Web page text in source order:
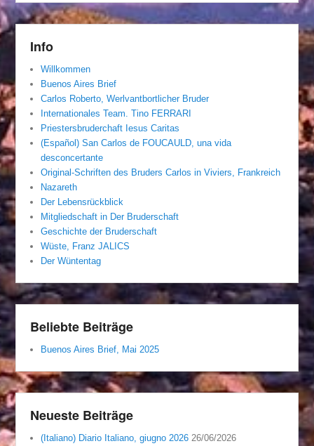
Info
Willkommen
Buenos Aires Brief
Carlos Roberto, Werlvantbortlicher Bruder
Internationales Team. Tino FERRARI
Priestersbruderchaft Iesus Caritas
(Español) San Carlos de FOUCAULD, una vida
desconcertante
Original-Schriften des Bruders Carlos in Viviers, Frankreich
Nazareth
Der Lebensrückblick
Mitgliedschaft in Der Bruderschaft
Geschichte der Bruderschaft
Wüste, Franz JALICS
Der Wüntentag
Beliebte Beiträge
Buenos Aires Brief, Mai 2025
Neueste Beiträge
(Italiano) Diario Italiano, giugno 2026 26/06/2026